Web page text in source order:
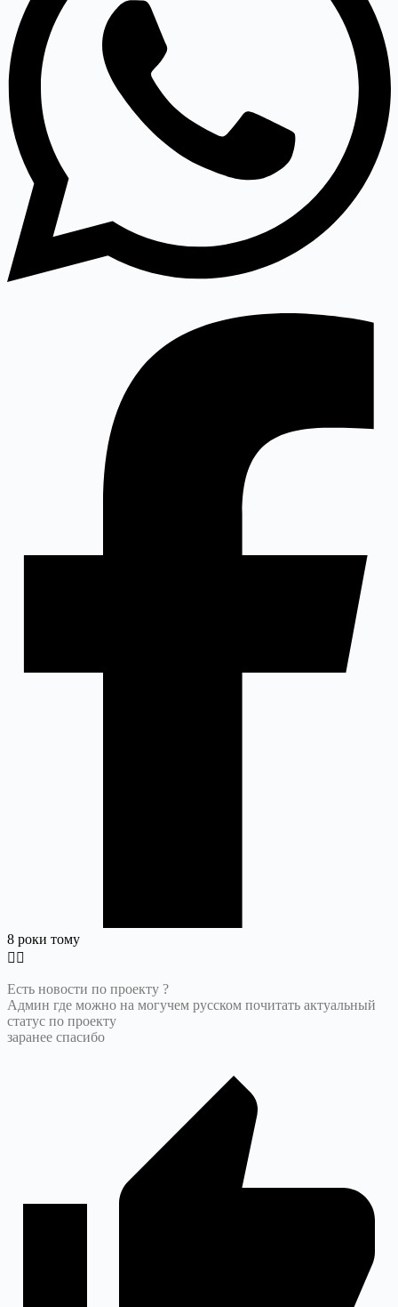
8 роки тому
Есть новости по проекту ?
Админ где можно на могучем русском почитать актуальный
статус по проекту
заранее спасибо